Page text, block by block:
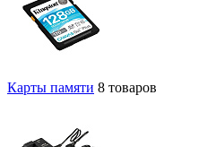
Карты памяти 8 товаров